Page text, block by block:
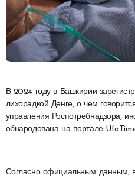
В 2024 году в Башкирии зарегистрирован рост заболеваемости
лихорадкой Денге, о чем
управления Роспотребнадзора,
обнародована на портале
Согласно официальным данным,